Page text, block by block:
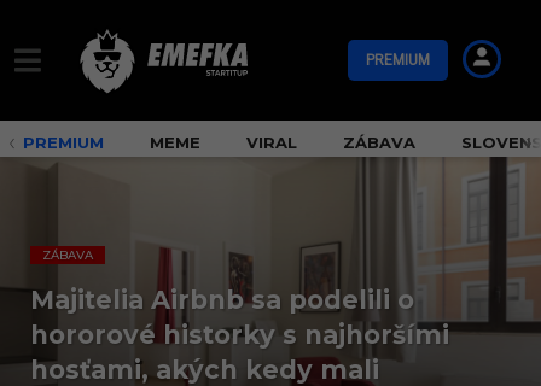
PREMIUM
PREMIUM MEME VIRAL ZÁBAVA
ZÁBAVA
Majitelia Airbnb sa podelili o
hororové historky s najhoršími
hosťami, akých kedy mali